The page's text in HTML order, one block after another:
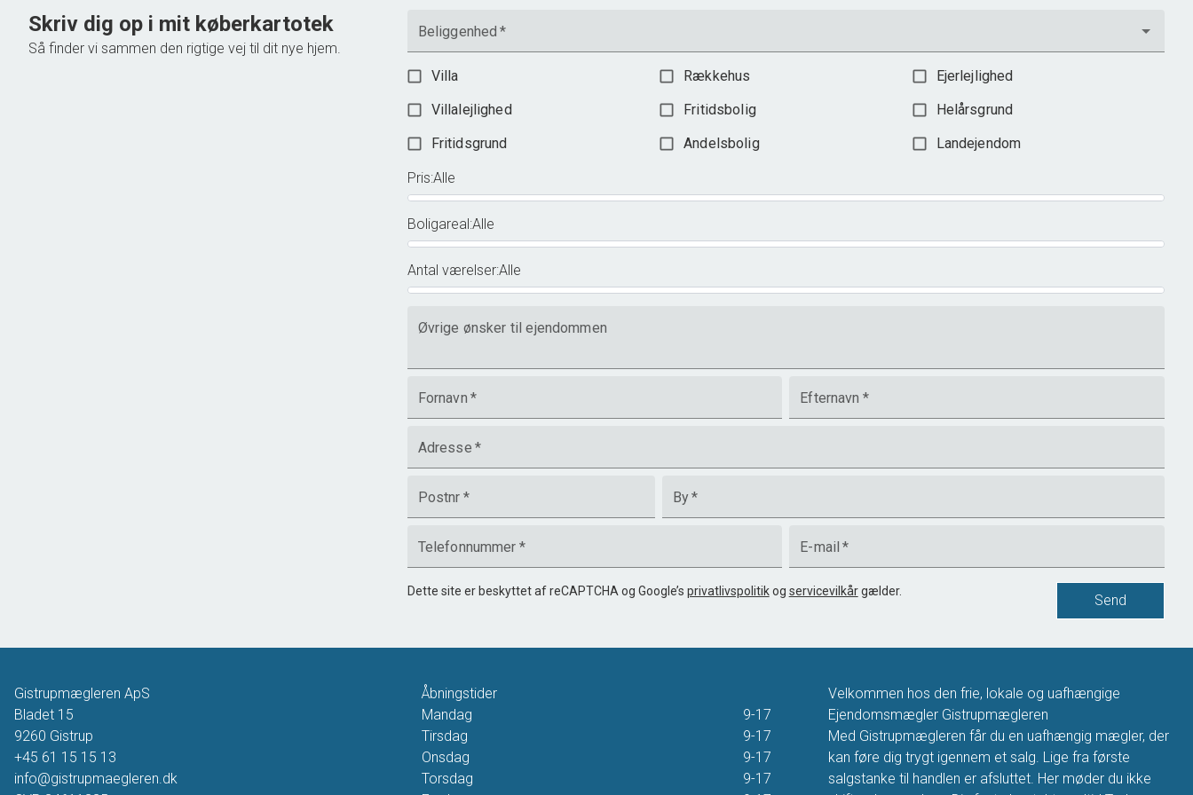
Skriv dig op i mit køberkartotek
Så finder vi sammen den rigtige vej til dit nye hjem.
Beliggenhed *
Villa Rækkehus
Ejerlejlighed
Villalejlighed
Fritidsbolig
Helårsgrund
Fritidsgrund
Andelsbolig Landejendom
Pris:Alle
Boligareal:Alle
Antal værelser:Alle
Øvrige ønsker til ejendommen
Fornavn * Efternavn *
Adresse *
Postnr * By*
Telefonnummer * E-mail *
Dette site er beskyttet af reCAPTCHA og Google’s privatlivspolitik og servicevilkår gælder.
Send
Gistrupmægleren ApS
Bladet 15
9260 Gistrup
+45 61 15 15 13
info@gistrupmaegleren.dk
Åbningstider
Mandag
9-17
Tirsdag
9-17
Onsdag
9-17
Torsdag
9-17
Velkommen hos den frie, lokale og uafhængige
Ejendomsmægler Gistrupmægleren
Med Gistrupmægleren får du en uafhængig mægler, der
kan føre dig trygt igennem et salg. Lige fra første
salgstanke til handlen er afsluttet. Her møder du ikke